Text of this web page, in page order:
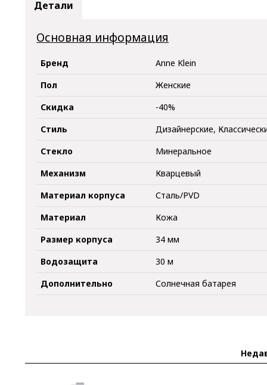
Детали
Основная информация
Бренд
Anne Klein
Пол
Женские
Скидка
-40%
Стиль
Дизайнерские,
Стекло
Минеральное
Механизм
Кварцевый
Материал корпуса
Сталь/PVD
Материал
Кожа
Размер корпуса
34 мм
Водозащита
30 м
Дополнительно
Солнечная батарея